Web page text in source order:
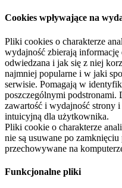
Cookies wpływające na
Pliki cookies o charakterze
wydajność zbierają informację
odwiedzana i jak się z niej
najmniej popularne i w jaki
serwisie. Pomagają w
poszczególnymi podstronami.
zawartość i wydajność strony
intuicyjną dla użytkownika.
Pliki cookie o charakterze
nie są usuwane po
przechowywane na
Funkcjonalne pliki